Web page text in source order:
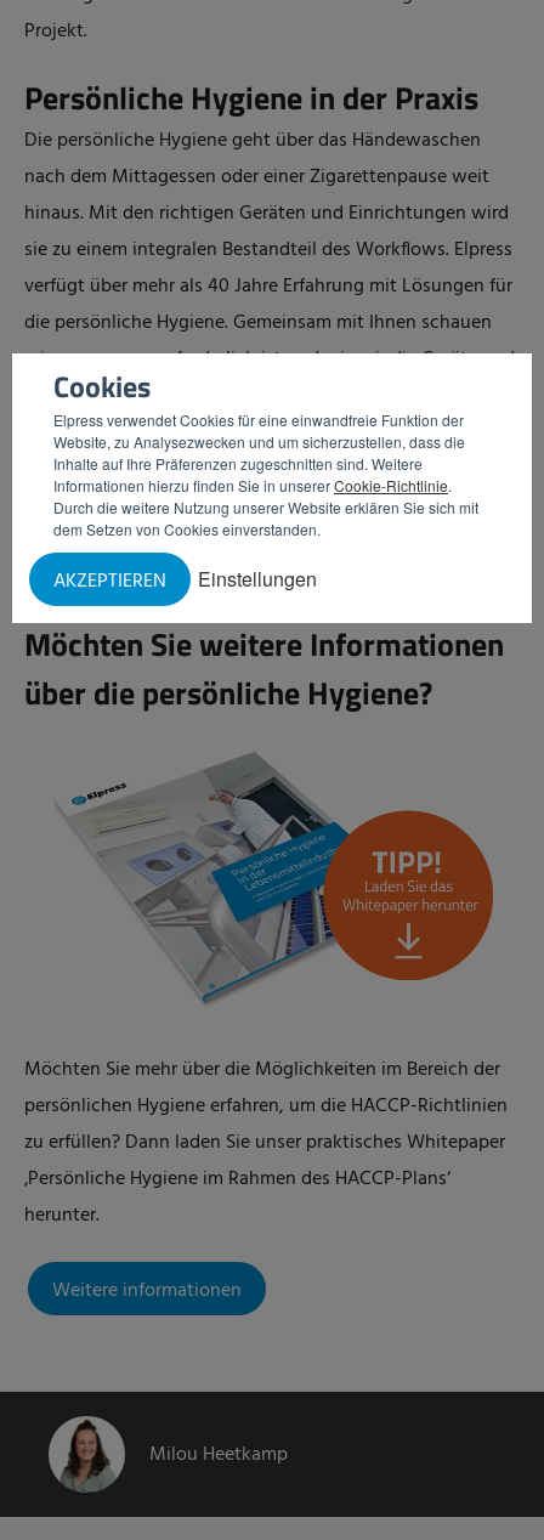
Cookies
Elpress verwendet Cookies für eine einwandfreie Funktion der
Website, zu Analysezwecken und um sicherzustellen, dass die
Inhalte auf Ihre Präferenzen zugeschnitten sind. Weitere
Informationen hierzu finden Sie in unsererCookie-Richtlinie.
Durch die weitere Nutzung unserer Website erklären Sie sich mit
dem Setzen von Cookies einverstanden.
Einstellungen
AKZEPTIEREN
Projekt.
Persönliche Hygiene in der Praxis
Die persönliche Hygiene geht über das Händewaschen
nach dem Mittagessen oder einer Zigarettenpause weit
hinaus. Mit den richtigen Geräten und Einrichtungen wird
sie zu einem integralen Bestandteil des Workflows. Elpress
verfügt über mehr als 40 Jahre Erfahrung mit Lösungen für
die persönliche Hygiene. Gemeinsam mit Ihnen schauen
wir uns an, was erforderlich ist und wie wir die Geräte und
Hilfsmittel so einsetzen können, dass Ihre Mitarbeiter sie
auf die richtige Weise und zum richtigen Zeitpunkt nutzen.
Außerdem halten wir es für wichtig, dass solche
Hygieneschritte möglichst wenig Zeit kosten. Pausen und
Schichtwechsel müssen so reibungslos wie möglich und
unter Wahrung der persönlichen Hygiene ablaufen können.
Möchten Sie weitere Informationen
über die persönliche Hygiene?
Möchten Sie mehr über die Möglichkeiten im Bereich der
persönlichen Hygiene erfahren, um die HACCP-Richtlinien
zu erfüllen? Dann laden Sie unser praktisches Whitepaper
‚Persönliche Hygiene im Rahmen des HACCP-Plans‘
herunter.
Weitere informationen
Milou Heetkamp